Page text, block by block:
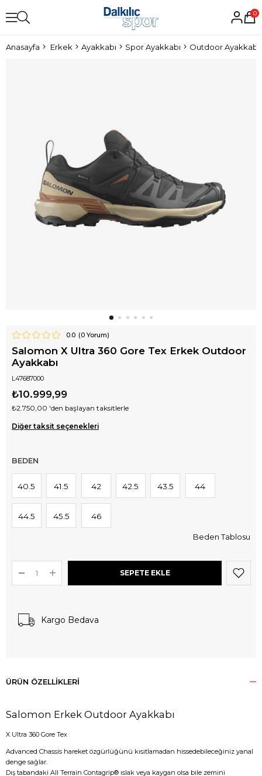
0
Anasayfa Erkek Ayakkabı Spor Ayakkabı Outdoor Ayakkabı
0.0 (0Yorum)
Salomon X Ultra 360 Gore Tex Erkek Outdoor
Ayakkabı
L47687000
₺10.999,99
₺2.750,00 'den başlayan taksitlerle
Diğer taksit seçenekleri
BEDEN
40.5 41.5 42 42.5 43.5 44
44.5 45.5 46
Beden Tablosu
Kargo Bedava
ÜRÜN ÖZELLIKLERI
Salomon Erkek Outdoor Ayakkabı
X Ultra 360 Gore Tex
Advanced Chassis hareket özgürlüğünü kısıtlamadan hissedebileceğiniz yanal
denge sağlar.
Dış tabandaki All Terrain Contagrip® ıslak veya kaygan olsa bile zemini